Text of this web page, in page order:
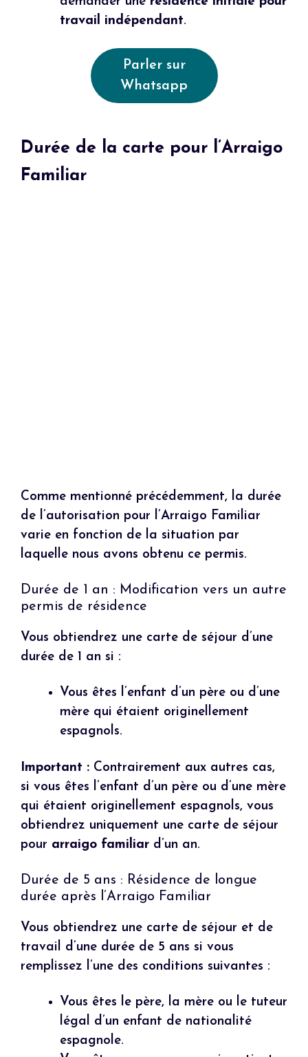
travail indépendant.
Parler sur
Whatsapp
Durée de la carte pour l’Arraigo
Familiar
Comme mentionné précédemment, la durée
de l’autorisation pour l’Arraigo Familiar
varie en fonction de la situation par
laquelle nous avons obtenu ce permis.
Durée de 1 an : Modification vers un autre
permis de résidence
Vous obtiendrez une carte de séjour d’une
durée de 1 an si :
Vous êtes l’enfant d’un père ou d’une
mère qui étaient originellement
espagnols.
Important : Contrairement aux autres cas,
si vous êtes l’enfant d’un père ou d’une mère
qui étaient originellement espagnols, vous
obtiendrez uniquement une carte de séjour
pour arraigo familiar d’un an.
Durée de 5 ans : Résidence de longue
durée après l’Arraigo Familiar
Vous obtiendrez une carte de séjour et de
travail d’une durée de 5 ans si vous
remplissez l’une des conditions suivantes :
Vous êtes le père, la mère ou le tuteur
légal d’un enfant de nationalité
espagnole.